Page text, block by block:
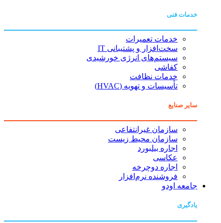
خدمات فنی
خدمات تعمیرات
سخت‌افزار و پشتیبانی IT
سیستم‌های انرژی خورشیدی
کفاشی
خدمات نظافت
تأسیسات و تهویه (HVAC)
سایر صنایع
سازمان غیرانتفاعی
سازمان محیط زیست
اجاره بیلبورد
عکاسی
اجاره دوچرخه
فروشنده نرم‌افزار
جامعه اودو
یادگیری